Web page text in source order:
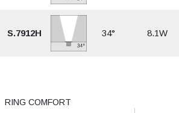
S.7912H 34° 8.1W
RING COMFORT